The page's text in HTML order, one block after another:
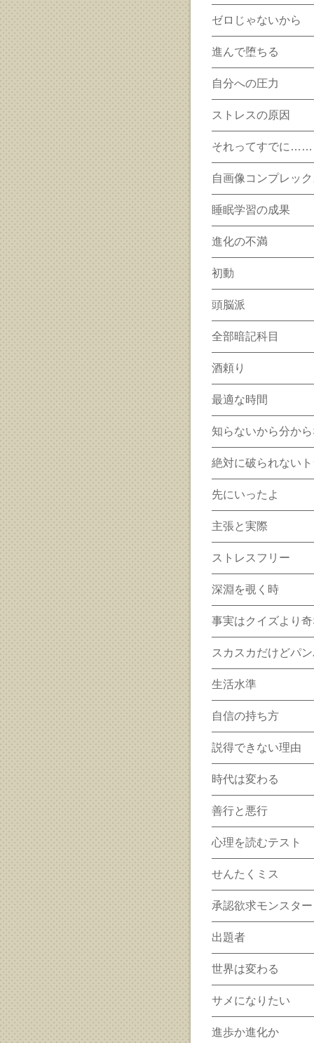
ゼロじゃないから
進んで堕ちる
自分への圧力
ストレスの原因
それってすでに……
自画像コンプレッ
睡眠学習の成果
進化の不満
初動
頭脳派
全部暗記科目
酒頼り
最適な時間
知らないから分か
絶対に破られない
先にいったよ
主張と実際
ストレスフリー
深淵を覗く時
事実はクイズより
スカスカだけどパ
生活水準
自信の持ち方
説得できない理由
時代は変わる
善行と悪行
心理を読むテスト
せんたくミス
承認欲求モンスター
出題者
世界は変わる
サメになりたい
進歩か進化か